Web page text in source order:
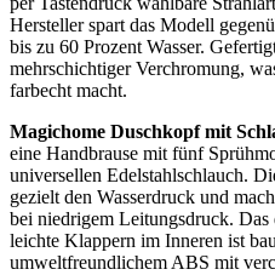
Hersteller spart das Modell
bis zu 60 Prozent Wasser.
mehrschichtiger Verchromung,
farbecht macht.
Magichome Duschkopf mit
eine Handbrause mit fünf
universellen Edelstahlschlauch.
gezielt den Wasserdruck und
bei niedrigem Leitungsdruck. Das
leichte Klappern im Inneren ist
umweltfreundlichem ABS mit